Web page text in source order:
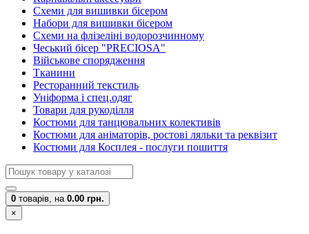
Схеми для вишивки бісером
Набори для вишивки бісером
Схеми на флізеліні водорозчинному
Чеський бісер "PRECIOSA"
Військове спорядження
Тканини
Ресторанний текстиль
Уніформа і спец.одяг
Товари для рукоділля
Костюми для танцювальних колективів
Костюми для аніматорів, ростові ляльки та реквізит
Костюми для Косплея - послуги пошиття
0 товарів, на 0.00 грн.
×